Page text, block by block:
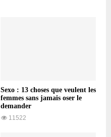
Sexo : 13 choses que veulent les
femmes sans jamais oser le
demander
11522